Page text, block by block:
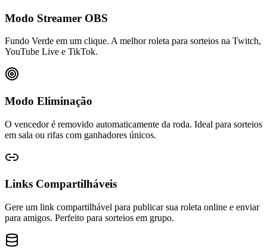
Modo Streamer OBS
Fundo Verde em um clique. A melhor roleta para sorteios na Twitch,
YouTube Live e TikTok.
Modo Eliminação
O vencedor é removido automaticamente da roda. Ideal para sorteios
em sala ou rifas com ganhadores únicos.
Links Compartilháveis
Gere um link compartilhável para publicar sua roleta online e enviar
para amigos. Perfeito para sorteios em grupo.